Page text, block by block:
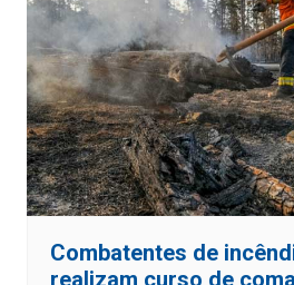
Combatentes de